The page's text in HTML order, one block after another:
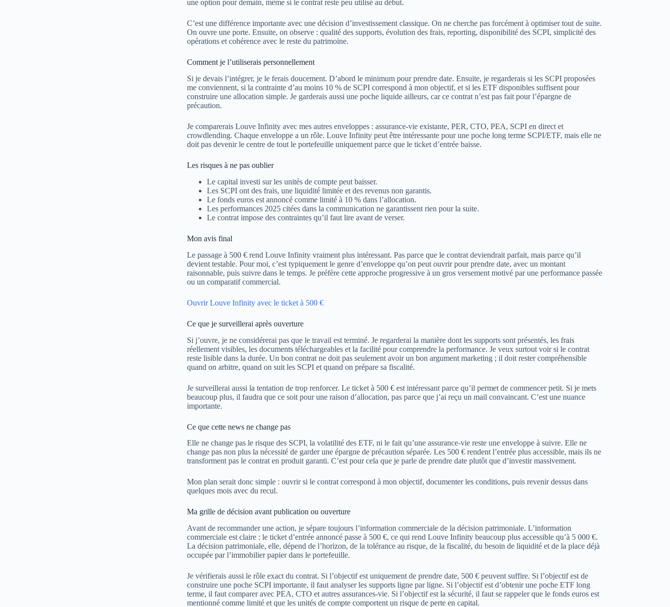
une option pour demain, même si le contrat reste peu utilisé au début.
C’est une différence importante avec une décision d’investissement classique. On ne cherche pas forcément à optimiser tout de suite.
On ouvre une porte. Ensuite, on observe : qualité des supports, évolution des frais, reporting, disponibilité des SCPI, simplicité des
opérations et cohérence avec le reste du patrimoine.
Comment je l’utiliserais personnellement
Si je devais l’intégrer, je le ferais doucement. D’abord le minimum pour prendre date. Ensuite, je regarderais si les SCPI proposées
me conviennent, si la contrainte d’au moins 10 % de SCPI correspond à mon objectif, et si les ETF disponibles suffisent pour
construire une allocation simple. Je garderais aussi une poche liquide ailleurs, car ce contrat n’est pas fait pour l’épargne de
précaution.
Je comparerais Louve Infinity avec mes autres enveloppes : assurance-vie existante, PER, CTO, PEA, SCPI en direct et
crowdlending. Chaque enveloppe a un rôle. Louve Infinity peut être intéressante pour une poche long terme SCPI/ETF, mais elle ne
doit pas devenir le centre de tout le portefeuille uniquement parce que le ticket d’entrée baisse.
Les risques à ne pas oublier
Le capital investi sur les unités de compte peut baisser.
Les SCPI ont des frais, une liquidité limitée et des revenus non garantis.
Le fonds euros est annoncé comme limité à 10 % dans l’allocation.
Les performances 2025 citées dans la communication ne garantissent rien pour la suite.
Le contrat impose des contraintes qu’il faut lire avant de verser.
Mon avis final
Le passage à 500 € rend Louve Infinity vraiment plus intéressant. Pas parce que le contrat deviendrait parfait, mais parce qu’il
devient testable. Pour moi, c’est typiquement le genre d’enveloppe qu’on peut ouvrir pour prendre date, avec un montant
raisonnable, puis suivre dans le temps. Je préfère cette approche progressive à un gros versement motivé par une performance passée
ou un comparatif commercial.
Ouvrir Louve Infinity avec le ticket à 500 €
Ce que je surveillerai après ouverture
Si j’ouvre, je ne considérerai pas que le travail est terminé. Je regarderai la manière dont les supports sont présentés, les frais
réellement visibles, les documents téléchargeables et la facilité pour comprendre la performance. Je veux surtout voir si le contrat
reste lisible dans la durée. Un bon contrat ne doit pas seulement avoir un bon argument marketing ; il doit rester compréhensible
quand on arbitre, quand on suit les SCPI et quand on prépare sa fiscalité.
Je surveillerai aussi la tentation de trop renforcer. Le ticket à 500 € est intéressant parce qu’il permet de commencer petit. Si je mets
beaucoup plus, il faudra que ce soit pour une raison d’allocation, pas parce que j’ai reçu un mail convaincant. C’est une nuance
importante.
Ce que cette news ne change pas
Elle ne change pas le risque des SCPI, la volatilité des ETF, ni le fait qu’une assurance-vie reste une enveloppe à suivre. Elle ne
change pas non plus la nécessité de garder une épargne de précaution séparée. Les 500 € rendent l’entrée plus accessible, mais ils ne
transforment pas le contrat en produit garanti. C’est pour cela que je parle de prendre date plutôt que d’investir massivement.
Mon plan serait donc simple : ouvrir si le contrat correspond à mon objectif, documenter les conditions, puis revenir dessus dans
quelques mois avec du recul.
Ma grille de décision avant publication ou ouverture
Avant de recommander une action, je sépare toujours l’information commerciale de la décision patrimoniale. L’information
commerciale est claire : le ticket d’entrée annoncé passe à 500 €, ce qui rend Louve Infinity beaucoup plus accessible qu’à 5 000 €.
La décision patrimoniale, elle, dépend de l’horizon, de la tolérance au risque, de la fiscalité, du besoin de liquidité et de la place déjà
occupée par l’immobilier papier dans le portefeuille.
Je vérifierais aussi le rôle exact du contrat. Si l’objectif est uniquement de prendre date, 500 € peuvent suffire. Si l’objectif est de
construire une poche SCPI importante, il faut analyser les supports ligne par ligne. Si l’objectif est d’obtenir une poche ETF long
terme, il faut comparer avec PEA, CTO et autres assurances-vie. Si l’objectif est la sécurité, il faut se rappeler que le fonds euros est
mentionné comme limité et que les unités de compte comportent un risque de perte en capital.